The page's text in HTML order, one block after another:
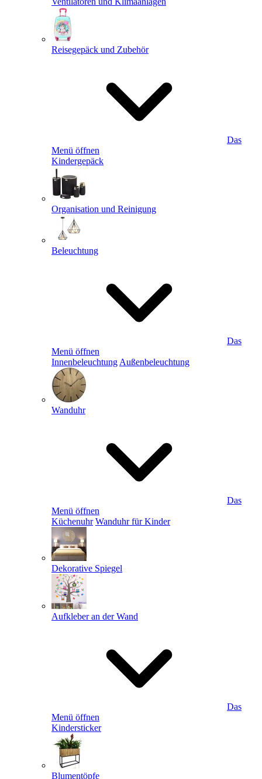
Reisegepäck und Zubehör
Das
Menü öffnen
Kindergepäck
Organisation und Reinigung
Beleuchtung
Das
Menü öffnen
Innenbeleuchtung Außenbeleuchtung
Wanduhr
Das
Menü öffnen
Küchenuhr Wanduhr für Kinder
Dekorative Spiegel
Aufkleber an der Wand
Das
Menü öffnen
Kindersticker
Blumentöpfe